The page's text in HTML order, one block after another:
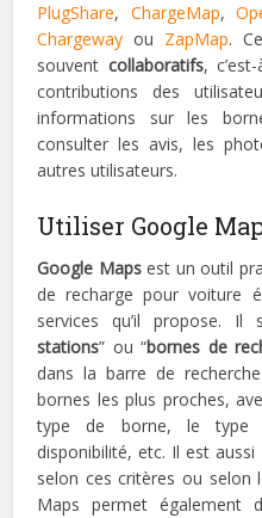
PlugShare, ChargeMap,
Chargeway ou ZapMap.
souvent collaboratifs,
contributions des
informations sur les
consulter les avis, les
autres utilisateurs.
Utiliser Google
Google Mapsest un outil
de recharge pour voiture
services qu’il propose.
stations” ou “bornes de
dans la barre de
bornes les plus proches,
type de borne, le type
disponibilité, etc. Il est
selon ces critères ou selon
Maps permet également